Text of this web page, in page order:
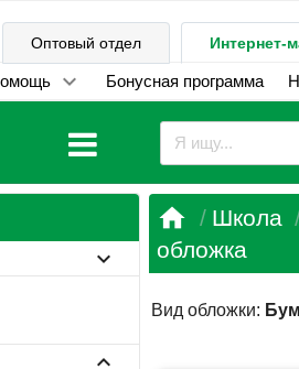
Оптовый отдел Интернет-
Бонусная программа
 Школа
обложка
Вид обложки: